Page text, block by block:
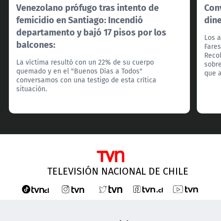
Venezolano prófugo tras intento de
femicidio en Santiago: Incendió
departamento y bajó 17 pisos por los
balcones:
La víctima resultó con un 22% de su cuerpo
quemado y en el "Buenos Días a Todos"
conversamos con una testigo de esta crítica
situación.
Los
que
TELEVISIÓN NACIONAL DE CHILE